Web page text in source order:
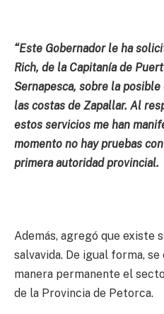
“Este Gobernador le ha
Rich, de la Capitanía de
Sernapesca, sobre la
las costas de Zapallar. Al
estos servicios me han
momento no hay pruebas
primera autoridad provincial.
Además, agregó que existe
salvavida. De igual forma,
manera permanente el
de la Provincia de Petorca.